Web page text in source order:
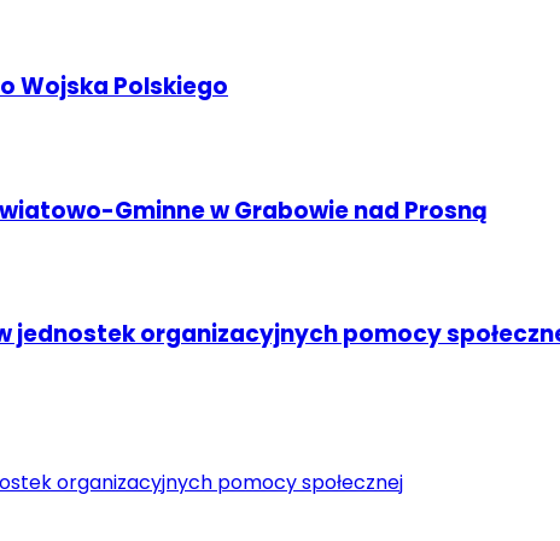
Wojska Polskiego
Gminne w Grabowie nad Prosną
organizacyjnych pomocy
organizacyjnych pomocy społecznej